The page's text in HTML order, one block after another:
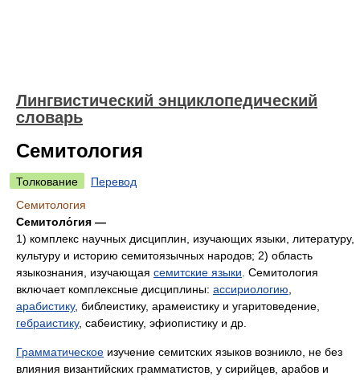
Лингвистический энциклопедический
словарь
Семитология
Толкование
Перевод
Семитология
Семитоло́гия —
1) комплекс научных дисциплин, изучающих языки, литературу,
культуру и историю семитоязычных народов; 2) область
языкознания, изучающая семитские языки . Семитология
включает комплексные дисциплины: ассириологию
арабистику, библеистику, арамеистику и угаритоведение,
гебраистику, сабеистику, эфиопистику и др.
Грамматическое изучение семитских языков возникло, не без
влияния византийских грамматистов, у сирийцев, арабов и